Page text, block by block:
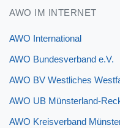
AWO IM INTERNET
AWO International
AWO Bundesverband e.V.
AWO BV Westliches
AWO UB Münsterland-
AWO Kreisverband